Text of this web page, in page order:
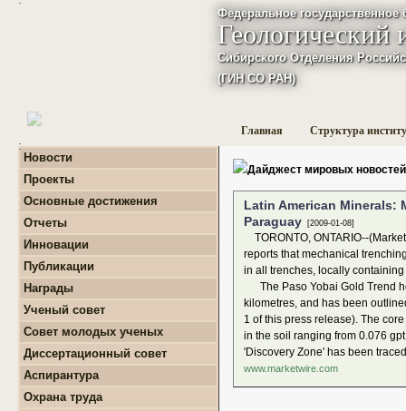
Федеральное
Сибирского Отделения
(ГИН СО РАН)
Главная Структура
:
Новости
Проекты
+
базовые проекты по
приоритетным
+ Гранты
+ Международные
+
Завершенные проекты.
Основные достижения
Отчеты
+
Фундаментальные
базовые проекты по
направлениям РАН
+ Программы Президиума
+ Программы Отделения
наук о Земле РАН
+
программы Сибирского
отделения РАН
Инновации
Публикации
+
Монографии
Награды
Ученый совет
Совет молодых ученых
+
+
Список молодых ученых
+
Положение о СМУ ГИН
СО РАН
Диссертационный совет
Аспирантура
+
деятельность
Охрана труда
Дайджест мировых
Latin American Minerals:
Paraguay [2009-01-08]
TORONTO, ONTARIO--
reports that mechanical
in all trenches, locally
The Paso Yobai Gold Trend
kilometres, and has been
1 of this press release). The
in the soil ranging from 0.076
'Discovery Zone' has been
www.marketwire.com